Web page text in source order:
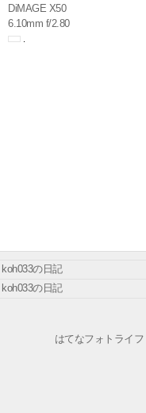
DiMAGE X50
6.10mm f/2.80
koh033の日記
koh033の日記
はてなフォトライフ